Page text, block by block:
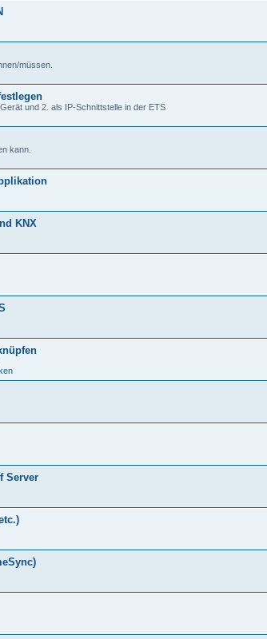
müssen.
und 2. als IP-Schnittstelle in der ETS
kann.
KNX
Server